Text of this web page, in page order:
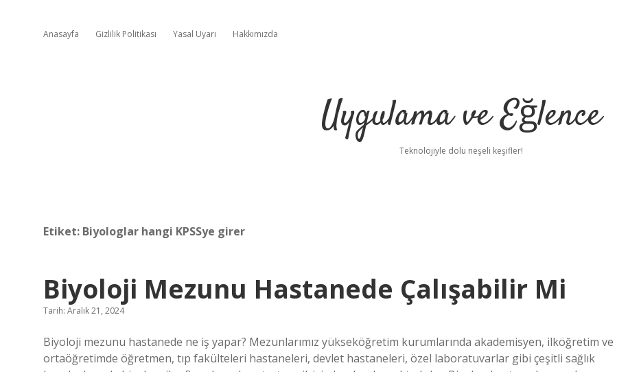
Anasayfa Gizlilik Politikası Yasal Uyarı Hakkımızda
Uygulama ve Eğlence
Teknolojiyle dolu neşeli keşifler!
Etiket: Biyologlar hangi KPSSye girer
Biyoloji Mezunu Hastanede Çalışabilir Mi
Tarih: Aralık 21, 2024
Biyoloji mezunu hastanede ne iş yapar? Mezunlarımız yükseköğretim kurumlarında akademisyen, ilköğretim ve
ortaöğretimde öğretmen, tıp fakülteleri hastaneleri, devlet hastaneleri, özel laboratuvarlar gibi çeşitli sağlık